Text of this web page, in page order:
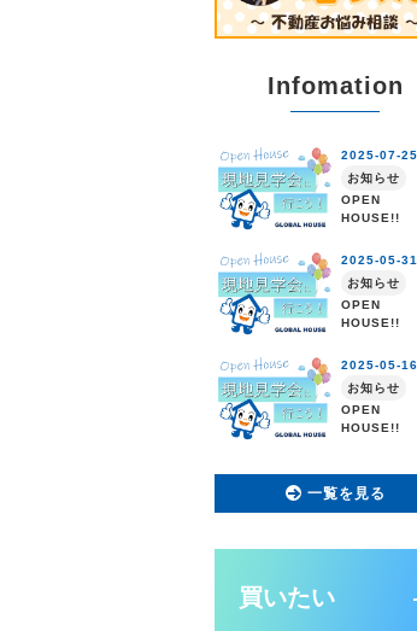
Infomation
一覧を見る
買いたい